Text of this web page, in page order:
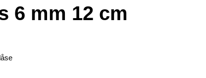
6 mm 12 cm